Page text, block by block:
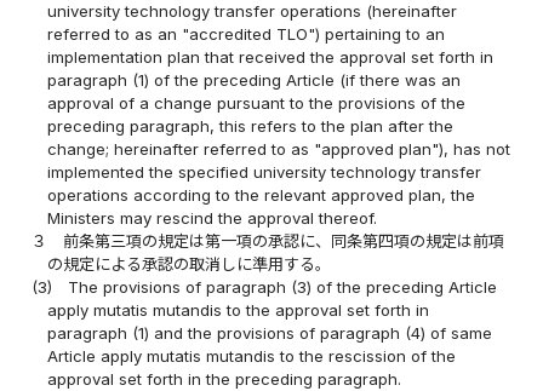
university technology transfer operations (hereinafter
referred to as an "accredited TLO") pertaining to an
implementation plan that received the approval set forth in
paragraph (1) of the preceding Article (if there was an
approval of a change pursuant to the provisions of the
preceding paragraph, this refers to the plan after the
change; hereinafter referred to as "approved plan"), has not
implemented the specified university technology transfer
operations according to the relevant approved plan, the
Ministers may rescind the approval thereof.
３
前条第三項の規定は第一項の承認に、同条第四項の規定は前項
の規定による承認の取消しに準用する。
(3)
The provisions of paragraph (3) of the preceding Article
apply mutatis mutandis to the approval set forth in
paragraph (1) and the provisions of paragraph (4) of same
Article apply mutatis mutandis to the rescission of the
approval set forth in the preceding paragraph.